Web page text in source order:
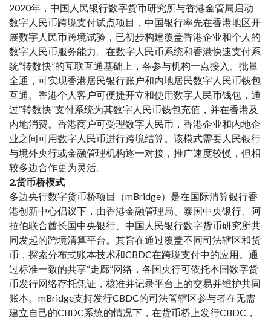
2020年，中国人民银行数字货币研究所与香港金管局启动
数字人民币跨境支付试点项目，中国银行率先在香港地区开
展数字人民币跨境试验，已初步构建覆盖香港企业和个人的
数字人民币服务能力。在数字人民币系统和香港快速支付系
统“转数快”的互联互通基础上，各参与机构一点接入、批量
全通，可实现香港居民银行账户和内地居民数字人民币钱包
互通。香港个人客户可便捷开立和使用数字人民币钱包，通
过“转数快”支付系统为其数字人民币钱包充值，并在香港及
内地消费。香港商户可受理数字人民币，香港企业和内地企
业之间可用数字人民币进行跨境结算。该模式需要人民银行
与境外央行或金融管理机构逐一对接，推广速度较慢，但相
较多边合作更为灵活。
2.货币桥模式
多边央行数字货币桥项目（mBridge）是在国际清算银行香
港创新中心倡议下，由香港金融管理局、泰国中央银行、阿
拉伯联合酋长国中央银行、中国人民银行数字货币研究所共
同发起的跨境清算平台。其旨在通过覆盖不同司法辖区和货
币，探索分布式账本技术和CBDC在跨境支付中的应用。通
过标准一致的共享“走廊”网络，各国央行可依托本国数字货
币发行网络存托凭证，核准并记录平台上的交易并维护共同
账本。mBridge支持发行CBDC的司法管辖区参与者在无需
建立自己的CBDC系统的情况下，在货币桥上发行CBDC，